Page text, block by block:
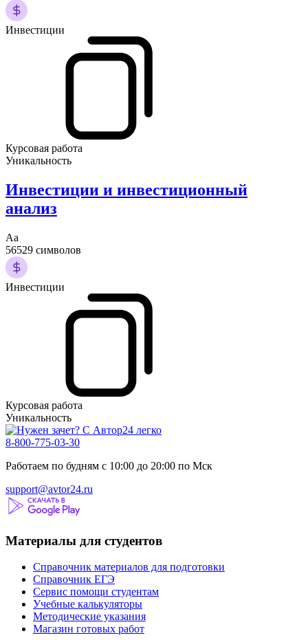
Инвестиции
Курсовая работа
Уникальность
Инвестиции и инвестиционный
анализ
Аа
56529 символов
Инвестиции
Курсовая работа
Уникальность
8-800-775-03-30
Работаем по будням с 10:00 до 20:00 по Мск
support@avtor24.ru
Материалы для студентов
Справочник материалов для подготовки
Справочник ЕГЭ
Сервис помощи студентам
Учебные калькуляторы
Методические указания
Магазин готовых работ